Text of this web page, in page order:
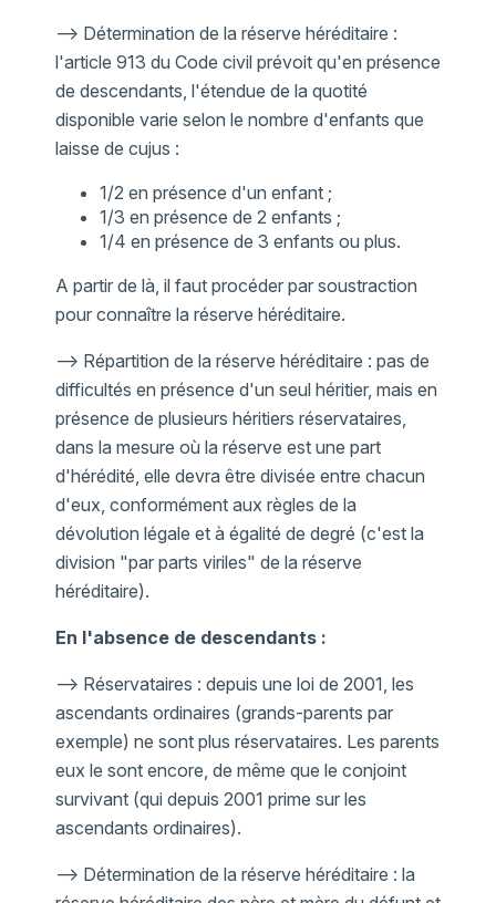
--> Détermination de la réserve héréditaire :
l'article 913 du Code civil prévoit qu'en présence
de descendants, l'étendue de la quotité
disponible varie selon le nombre d'enfants que
laisse de cujus :
1/2 en présence d'un enfant ;
1/3 en présence de 2 enfants ;
1/4 en présence de 3 enfants ou plus.
A partir de là, il faut procéder par soustraction
pour connaître la réserve héréditaire.
--> Répartition de la réserve héréditaire : pas de
difficultés en présence d'un seul héritier, mais en
présence de plusieurs héritiers réservataires,
dans la mesure où la réserve est une part
d'hérédité, elle devra être divisée entre chacun
d'eux, conformément aux règles de la
dévolution légale et à égalité de degré (c'est la
division "par parts viriles" de la réserve
héréditaire).
En l'absence de descendants :
--> Réservataires : depuis une loi de 2001, les
ascendants ordinaires (grands-parents par
exemple) ne sont plus réservataires. Les parents
eux le sont encore, de même que le conjoint
survivant (qui depuis 2001 prime sur les
ascendants ordinaires).
--> Détermination de la réserve héréditaire : la